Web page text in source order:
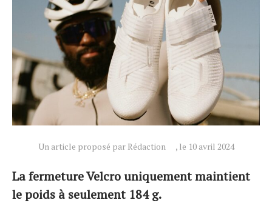
Un article proposé par Rédaction , le 10 avril 2024
La fermeture Velcro uniquement maintient
le poids à seulement 184 g.